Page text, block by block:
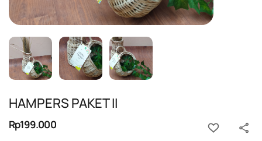
HAMPERS PAKET II
Rp199.000